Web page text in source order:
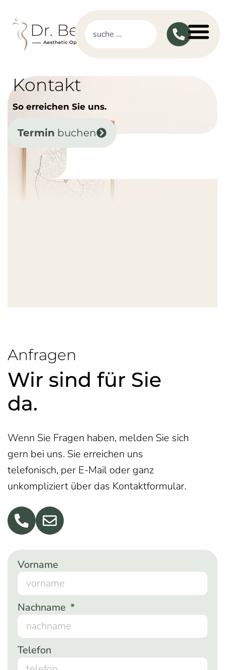
Kontakt
So erreichen Sie uns.
Termin buchen
Vorname
Nachname
Telefon
Anfragen
Wir sind für Sie
da.
Wenn Sie Fragen haben, melden Sie sich
gern bei uns. Sie erreichen uns
telefonisch, per E-Mail oder ganz
unkompliziert über das Kontaktformular.